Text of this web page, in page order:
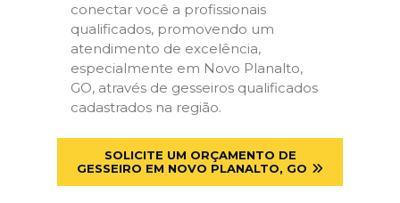
conectar você a profissionais
qualificados, promovendo um
atendimento de excelência,
especialmente em Novo Planalto,
GO, através de gesseiros qualificados
cadastrados na região.
SOLICITE UM ORÇAMENTO DE
GESSEIRO EM NOVO PLANALTO, GO